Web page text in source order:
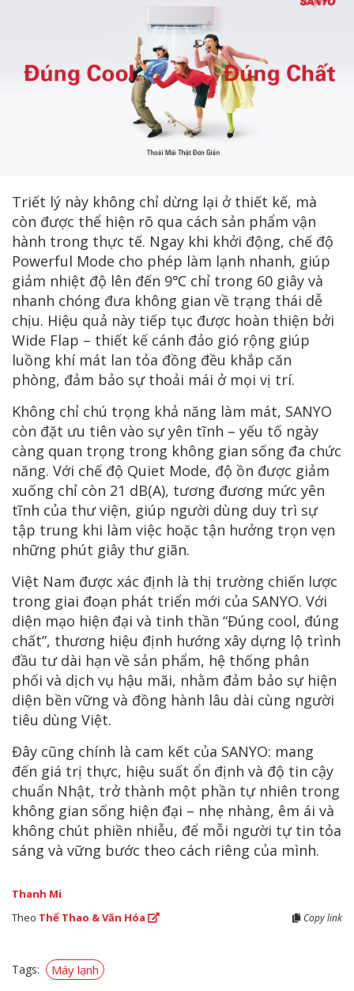
Triết lý này không chỉ dừng lại ở thiết kế, mà
còn được thể hiện rõ qua cách sản phẩm vận
hành trong thực tế. Ngay khi khởi động, chế độ
Powerful Mode cho phép làm lạnh nhanh, giúp
giảm nhiệt độ lên đến 9℃ chỉ trong 60 giây và
nhanh chóng đưa không gian về trạng thái dễ
chịu. Hiệu quả này tiếp tục được hoàn thiện bởi
Wide Flap – thiết kế cánh đảo gió rộng giúp
luồng khí mát lan tỏa đồng đều khắp căn
phòng, đảm bảo sự thoải mái ở mọi vị trí.
Không chỉ chú trọng khả năng làm mát, SANYO
còn đặt ưu tiên vào sự yên tĩnh – yếu tố ngày
càng quan trọng trong không gian sống đa chức
năng. Với chế độ Quiet Mode, độ ồn được giảm
xuống chỉ còn 21 dB(A), tương đương mức yên
tĩnh của thư viện, giúp người dùng duy trì sự
tập trung khi làm việc hoặc tận hưởng trọn vẹn
những phút giây thư giãn.
Việt Nam được xác định là thị trường chiến lược
trong giai đoạn phát triển mới của SANYO. Với
diện mạo hiện đại và tinh thần “Đúng cool, đúng
chất”, thương hiệu định hướng xây dựng lộ trình
đầu tư dài hạn về sản phẩm, hệ thống phân
phối và dịch vụ hậu mãi, nhằm đảm bảo sự hiện
diện bền vững và đồng hành lâu dài cùng người
tiêu dùng Việt.
Đây cũng chính là cam kết của SANYO: mang
đến giá trị thực, hiệu suất ổn định và độ tin cậy
chuẩn Nhật, trở thành một phần tự nhiên trong
không gian sống hiện đại – nhẹ nhàng, êm ái và
không chút phiền nhiễu, để mỗi người tự tin tỏa
sáng và vững bước theo cách riêng của mình.
Thanh Mi
Theo Thể Thao & Văn Hóa Copy link
Tags: Máy lạnh